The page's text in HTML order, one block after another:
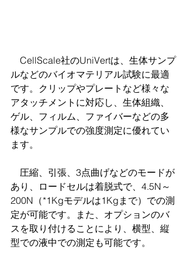
CellScale社のUniVertは、生体サンプ
ルなどのバイオマテリアル試験に最適
です。クリップやプレートなど様々な
アタッチメントに対応し、生体組織、
ゲル、フィルム、ファイバーなどの多
様なサンプルでの強度測定に優れてい
ます。
圧縮、引張、3点曲げなどのモードが
あり、ロードセルは着脱式で、4.5N～
200N（*1Kgモデルは1Kgまで）での測
定が可能です。また、オプションのバ
スを取り付けることにより、横型、縦
型での液中での測定も可能です。